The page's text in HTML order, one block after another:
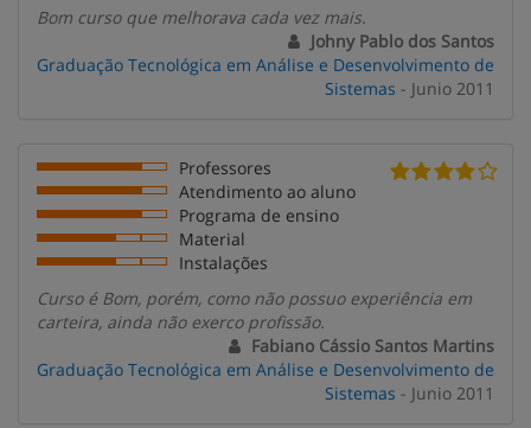
Bom curso que melhorava cada vez mais.
Johny Pablo dos Santos
Graduação Tecnológica em Análise e Desenvolvimento de
Sistemas - Junio 2011
Professores
Atendimento ao aluno
Programa de ensino
Material
Instalações
Curso é Bom, porém, como não possuo experiência em
carteira, ainda não exerco profissão.
Fabiano Cássio Santos Martins
Graduação Tecnológica em Análise e Desenvolvimento de
Sistemas - Junio 2011